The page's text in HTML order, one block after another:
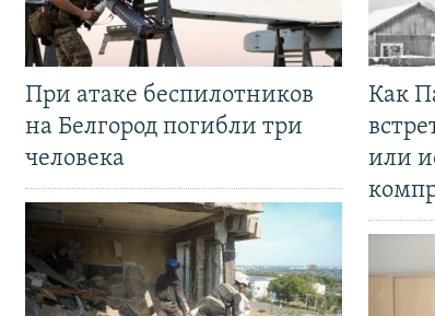
При атаке беспилотников
на Белгород погибли три
человека
Как
или